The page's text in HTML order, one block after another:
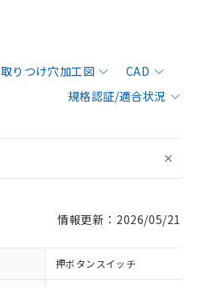
取りつけ穴加工図
CAD
規格認証/適合状況
情報更新：2026/05/21
押ボタンスイッチ